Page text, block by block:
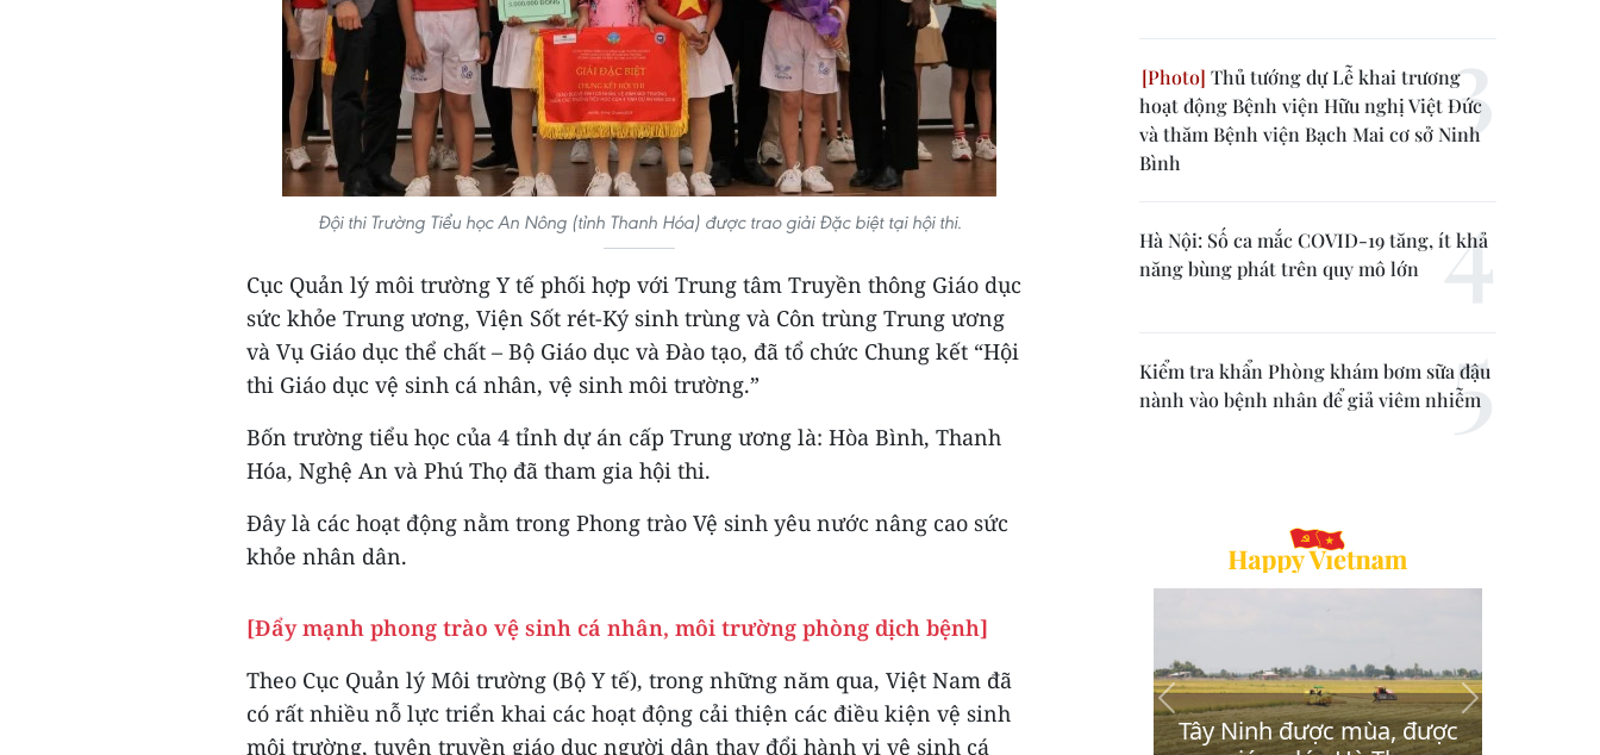
Đội thi Trường Tiểu học An Nông (tỉnh Thanh Hóa) được trao giải Đặc biệt tại hội thi.
Cục Quản lý môi trường Y tế phối hợp với Trung tâm Truyền thông Giáo dục
sức khỏe Trung ương, Viện Sốt rét-Ký sinh trùng và Côn trùng Trung ương
và Vụ Giáo dục thể chất – Bộ Giáo dục và Đào tạo, đã tổ chức Chung kết “Hội
thi Giáo dục vệ sinh cá nhân, vệ sinh môi trường.”
Bốn trường tiểu học của 4 tỉnh dự án cấp Trung ương là: Hòa Bình, Thanh
Hóa, Nghệ An và Phú Thọ đã tham gia hội thi.
Đây là các hoạt động nằm trong Phong trào Vệ sinh yêu nước nâng cao sức
khỏe nhân dân.
[Đẩy mạnh phong trào vệ sinh cá nhân, môi trường phòng dịch bệnh]
Theo Cục Quản lý Môi trường (Bộ Y tế), trong những năm qua, Việt Nam đã
có rất nhiều nỗ lực triển khai các hoạt động cải thiện các điều kiện vệ sinh
môi trường, tuyên truyền giáo dục người dân thay đổi hành vi vệ sinh cá
Thủ tướng dự Lễ khai trương
hoạt động Bệnh viện Hữu nghị Việt Đức
và thăm Bệnh viện Bạch Mai cơ sở Ninh
Bình
Hà Nội: Số ca mắc COVID-19 tăng, ít khả
năng bùng phát trên quy mô lớn
Kiểm tra khẩn Phòng khám bơm sữa đậu
nành vào bệnh nhân để giả viêm nhiễm